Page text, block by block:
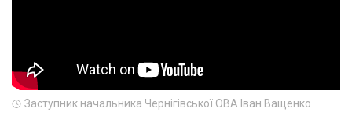
Заступник начальника Чернігівської ОВА Іван Ващенко